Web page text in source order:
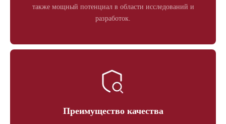
также мощный потенциал в области исследований и
разработок.
Преимущество качества